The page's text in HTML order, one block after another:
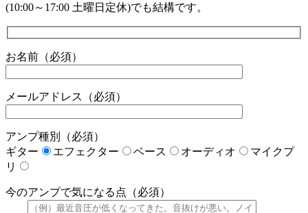
(10:00～17:00 土曜日定休)でも結構です。
お名前（必須）
メールアドレス（必須）
アンプ種別（必須）
ギター
エフェクター ベース オーディオ
マイクプ
リ
今のアンプで気になる点（必須）